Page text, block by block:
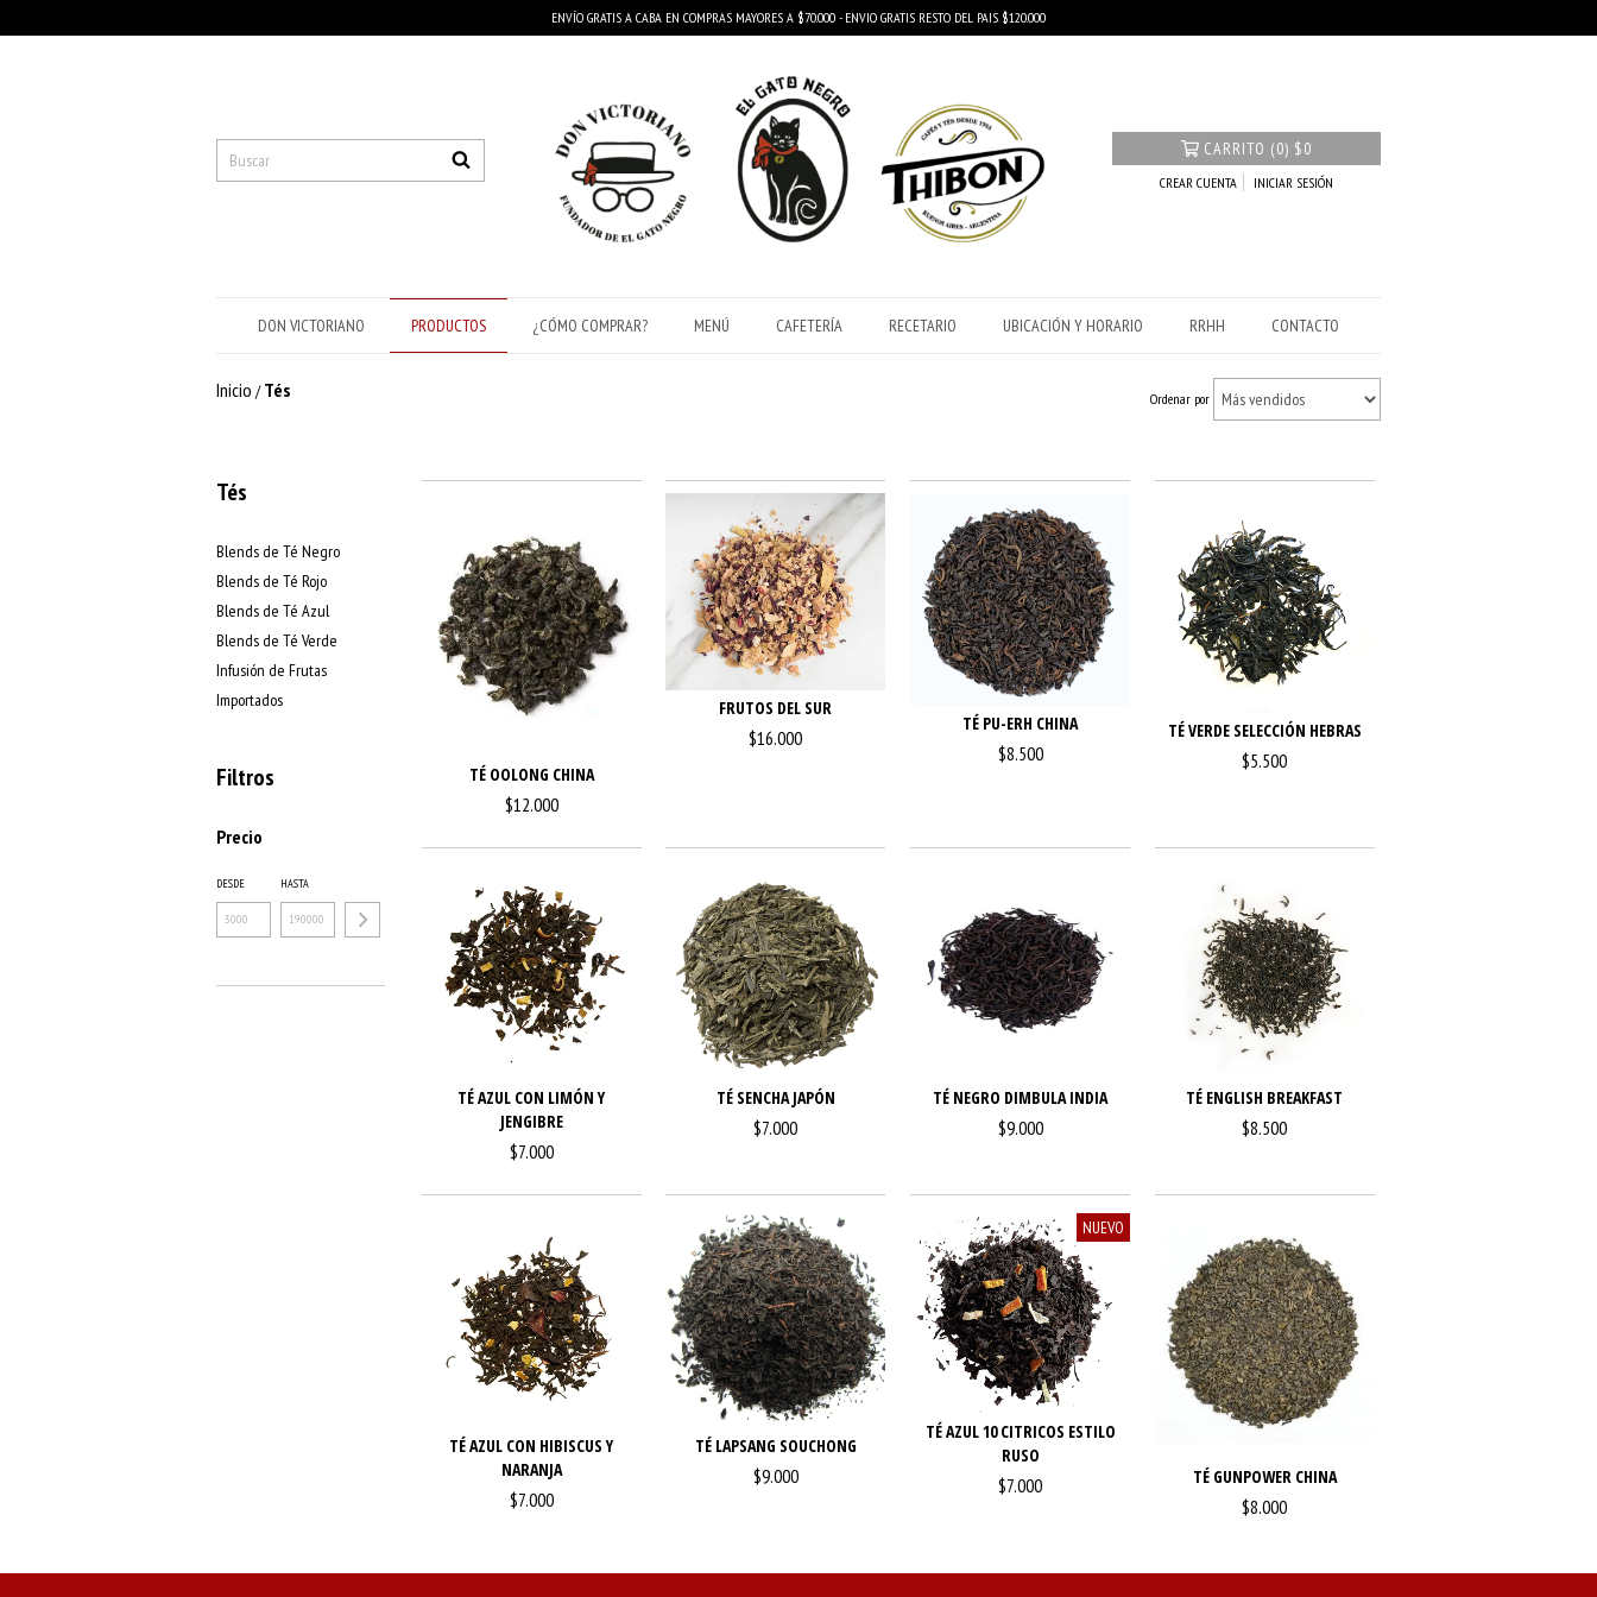
ENVÍO GRATIS A CABA EN COMPRAS MAYORES A $70.000 - ENVIO GRATIS RESTO DEL PAIS $120.000
CARRITO (0) $0
CREAR CUENTA INICIAR SESIÓN
DON VICTORIANO PRODUCTOS ¿CÓMO COMPRAR? MENÚ CAFETERÍA RECETARIO UBICACIÓN Y HORARIO RRHH CONTACTO
Inicio / Tés Ordenar por
Tés
Blends de Té Negro
Blends de Té Rojo
Blends de Té Azul
Blends de Té Verde
Infusión de Frutas
Importados
Filtros
Precio
DESDE HASTA
TÉ OOLONG CHINA
$12.000
FRUTOS DEL SUR
$16.000
TÉ PU-ERH CHINA
$8.500
TÉ VERDE SELECCIÓN HEBRAS
$5.500
TÉ AZUL CON LIMÓN Y
JENGIBRE
$7.000
TÉ SENCHA JAPÓN
$7.000
TÉ NEGRO DIMBULA INDIA
$9.000
TÉ ENGLISH BREAKFAST
$8.500
TÉ AZUL CON HIBISCUS Y
NARANJA
$7.000
TÉ LAPSANG SOUCHONG
$9.000
NUEVO
TÉ AZUL 10 CITRICOS ESTILO
RUSO
$7.000 TÉ GUNPOWER CHINA
$8.000